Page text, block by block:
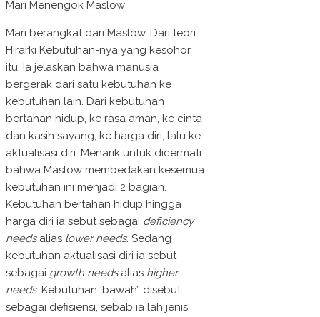
Mari Menengok Maslow
Mari berangkat dari Maslow. Dari teori
Hirarki Kebutuhan-nya yang kesohor
itu. Ia jelaskan bahwa manusia
bergerak dari satu kebutuhan ke
kebutuhan lain. Dari kebutuhan
bertahan hidup, ke rasa aman, ke cinta
dan kasih sayang, ke harga diri, lalu ke
aktualisasi diri. Menarik untuk dicermati
bahwa Maslow membedakan kesemua
kebutuhan ini menjadi 2 bagian.
Kebutuhan bertahan hidup hingga
harga diri ia sebut sebagai deficiency
needsalias lower needs. Sedang
kebutuhan aktualisasi diri ia sebut
sebagai growth needsalias higher
needs. Kebutuhan ‘bawah’, disebut
sebagai defisiensi, sebab ia lah jenis